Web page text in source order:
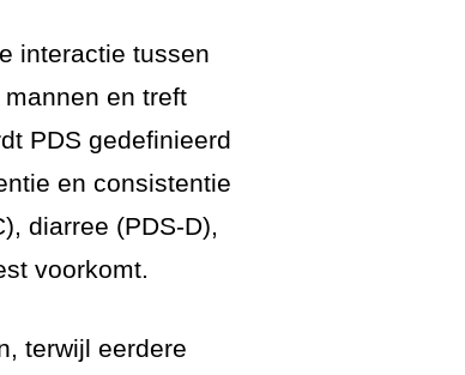
interactie tussen
en treft
PDS gedefinieerd
en consistentie
diarree (PDS-D),
voorkomt.
terwijl eerdere